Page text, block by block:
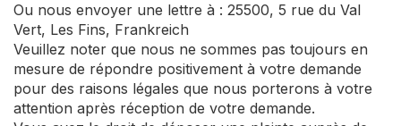
Ou nous envoyer une lettre à : 25500, 5 rue du Val
Vert, Les Fins, Frankreich
Veuillez noter que nous ne sommes pas toujours en
mesure de répondre positivement à votre demande
pour des raisons légales que nous porterons à votre
attention après réception de votre demande.